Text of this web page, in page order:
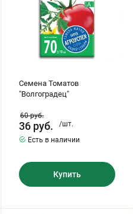
Семена Томатов
"Волгоградец"
60руб.
36 руб.
/шт.
Есть в наличии
Купить